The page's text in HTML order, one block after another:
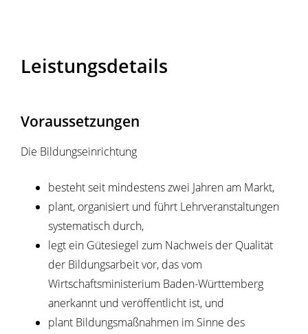
Leistungsdetails
Voraussetzungen
Die Bildungseinrichtung
besteht seit mindestens zwei Jahren am Markt,
plant, organisiert und führt Lehrveranstaltungen
systematisch durch,
legt ein Gütesiegel zum Nachweis der Qualität
der Bildungsarbeit vor, das vom
Wirtschaftsministerium Baden-Württemberg
anerkannt und veröffentlicht ist, und
plant Bildungsmaßnahmen im Sinne des